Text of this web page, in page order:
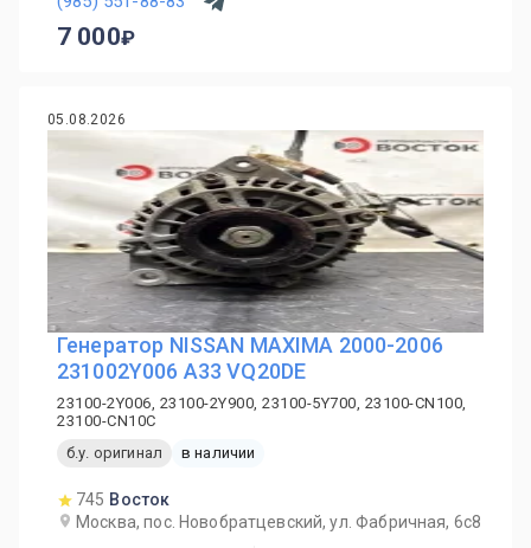
7 000
05.08.2026
Генератор NISSAN MAXIMA 2000-2006
231002Y006 A33 VQ20DE
23100-2Y006, 23100-2Y900, 23100-5Y700, 23100-CN100,
23100-CN10C
б.у. оригинал
в наличии
745 Восток
Москва, пос. Новобратцевский, ул. Фабричная, 6с8